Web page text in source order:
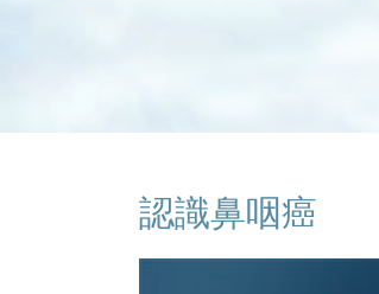
認識鼻咽癌